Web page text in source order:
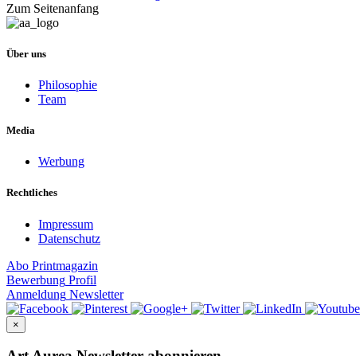
Zum Seitenanfang
Über uns
Philosophie
Team
Media
Werbung
Rechtliches
Impressum
Datenschutz
Abo Printmagazin
Bewerbung Profil
Anmeldung Newsletter
×